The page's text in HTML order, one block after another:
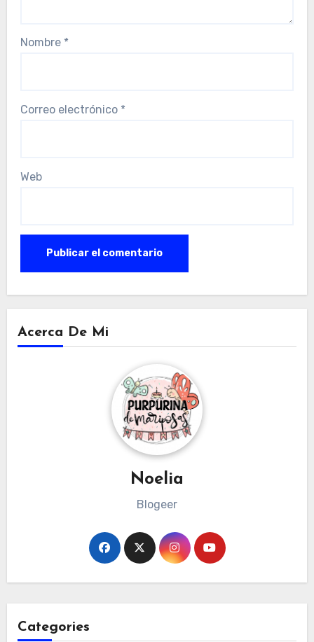
Nombre *
Correo electrónico *
Web
Acerca De Mi
Noelia
Blogeer
Categories